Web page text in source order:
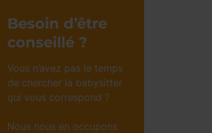
Besoin d’être
conseillé ?
Vous n’avez pas le temps
de chercher la babysitter
qui vous correspond ?
Nous nous en occupons